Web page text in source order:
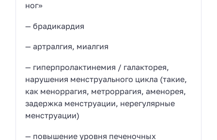
ног»
— брадикардия
— артралгия, миалгия
— гиперпролактинемия / галакторея,
нарушения менструального цикла (такие,
как меноррагия, метроррагия, аменорея,
задержка менструации, нерегулярные
менструации)
— повышение уровня печеночных